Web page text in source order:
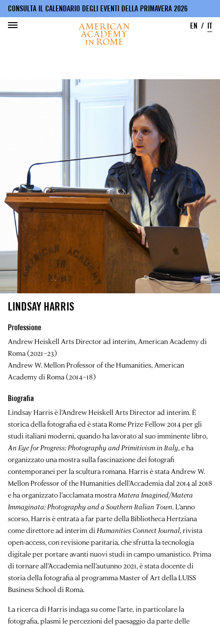
CONSULTA IL CALENDARIO DEGLI EVENTI DELLA PRIMAVERA 2026
EN
IT
LINDSAY HARRIS
Professione
Andrew Heiskell Arts Director ad interim, American Academy di
Roma (2021–23)
Andrew W. Mellon Professor of the Humanities, American
Academy di Roma (2014–18)
Biografia
Lindsay Harris è l’Andrew Heiskell Arts Director ad interim. È
storica della fotografia ed è stataRome Prize Fellow 2014per gli
studi italiani moderni, quando ha lavorato al suo imminente libro,
An Eye for Progress: Photography and Primitivism in Italy, e ha
organizzato una mostra sulla fascinazione dei fotografi
contemporanei per la scultura romana. Harris è stata Andrew W.
Mellon Professor of the Humanities dell’Accademia dal 2014 al 2018
e ha organizzato l’acclamata mostra Matera Imagined/Matera
Immaginata: Photography and a Southern Italian Town. L’anno
scorso, Harris è entrata a far parte della Bibliotheca Hertziana
come direttore ad interim di Humanities Connect Journal, rivista
open-access, con revisione paritaria, che sfrutta la tecnologia
digitale per portare avanti nuovi studi in campo umanistico. Prima
di tornare all’Accademia nell’autunno 2021, è stata docente di
storia della fotografia al programma Master of Art della LUISS
Business School di Roma.
La ricerca di Harris indaga su come l’arte, in particolare la
fotografia, plasmi le percezioni del paesaggio da parte delle